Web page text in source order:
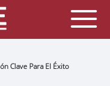
Clave Para El Éxito